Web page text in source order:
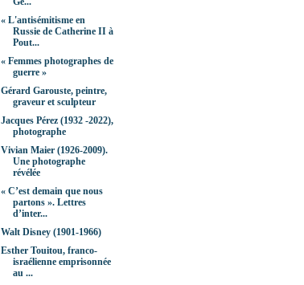
« L'antisémitisme en
Russie de Catherine II à
Pout...
« Femmes photographes de
guerre »
Gérard Garouste, peintre,
graveur et sculpteur
Jacques Pérez (1932 -2022),
photographe
Vivian Maier (1926-2009).
Une photographe
révélée
« C’est demain que nous
partons ». Lettres
d’inter...
Walt Disney (1901-1966)
Esther Touitou, franco-
israélienne emprisonnée
au ...